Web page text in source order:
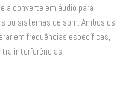
a converte em áudio para
ou sistemas de som. Ambos os
em frequências específicas,
interferências.